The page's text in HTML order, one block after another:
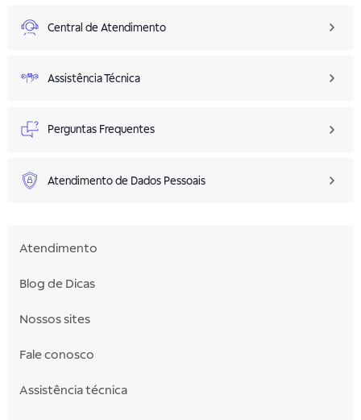
Central de Atendimento
Assistência Técnica
Perguntas Frequentes
Atendimento de Dados Pessoais
Atendimento
Blog de Dicas
Nossos sites
Fale conosco
Assistência técnica